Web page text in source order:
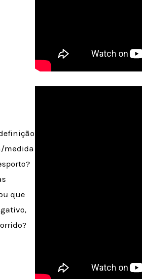
medida
que